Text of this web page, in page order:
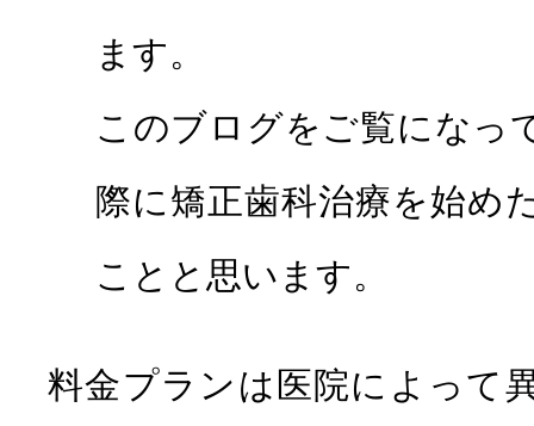
ます。
このブログをご覧になっ
際に矯正歯科治療を始め
ことと思います。
料金プランは医院によって